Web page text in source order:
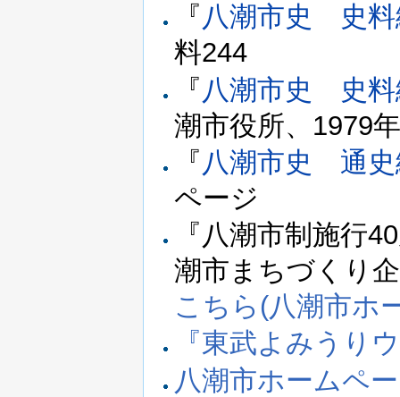
『 八潮市史 史
料244
『 八潮市史 史
潮市役所、1979
『 八潮市史 通史
ページ
『八潮市制施行
潮市まちづくり
こちら(八潮市ホ
『東武よみうり
八潮市ホームペ